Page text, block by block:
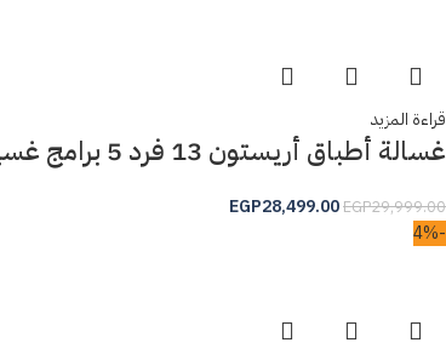
قراءة المزيد
غسالة أطباق أريستون 13 فرد 5 برامج غسيل لون سيلفر موديل LFC2B19X
EGP29,999.00
EGP28,499.00
-4%